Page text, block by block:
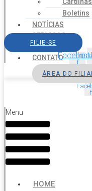
Cartilhas
Boletins
NOTÍCIAS
SERVIÇOS
AGENDA
CONTATO
FILIE-SE
f
ÁREA DO
f
Menu
HOME